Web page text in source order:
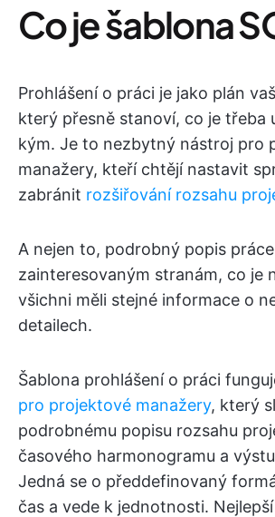
Co je šablona
Prohlášení o práci je jako plán
který přesně stanoví, co je třeba
kým. Je to nezbytný nástroj pro
manažery, kteří chtějí nastavit
zabránit rozšiřování rozsahu
A nejen to, podrobný popis
zainteresovaným stranám, co je
všichni měli stejné informace o
detailech.
Šablona prohlášení o práci
pro projektové manažery, který
podrobnému popisu rozsahu
časového harmonogramu a
Jedná se o předdefinovaný
čas a vede k jednotnosti.